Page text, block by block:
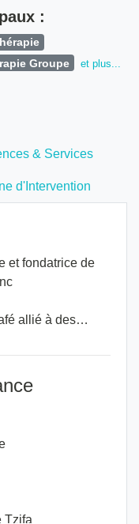
:
Groupe et plus...
& Services
d'Intervention
et fondatrice de
allié à des
façonné à
le décès de
accident majeur
de douceur et
me relever.
sans le savoir.
venus enrichir
Tzifa